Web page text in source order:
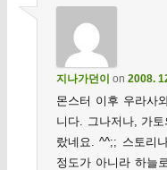
지나가던이 on 2008.
몬스터 이후 우라사
니다. 그나저나, 가
랐네요. ^^;; 스토리
정도가 아니라 하늘